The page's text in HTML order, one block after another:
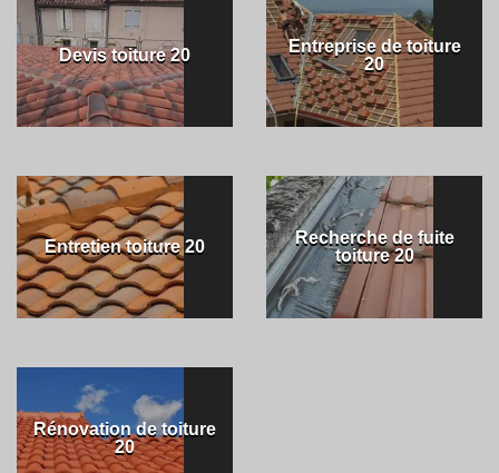
Devis toiture 20
Entreprise de toiture
20
Entretien toiture 20
Recherche de fuite
toiture 20
Rénovation de toiture
20